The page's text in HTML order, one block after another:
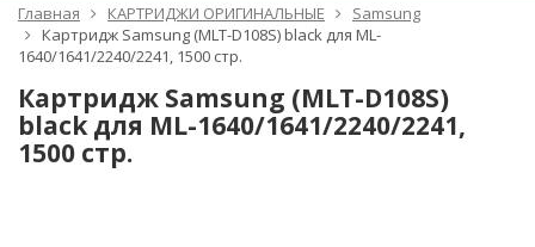
Главная КАРТРИДЖИ ОРИГИНАЛЬНЫЕ
Samsung
Картридж Samsung (MLT-D108S) black для ML-
1640/1641/2240/2241, 1500 стр.
Картридж Samsung (MLT-D108S)
black для ML-1640/1641/2240/2241,
1500 стр.